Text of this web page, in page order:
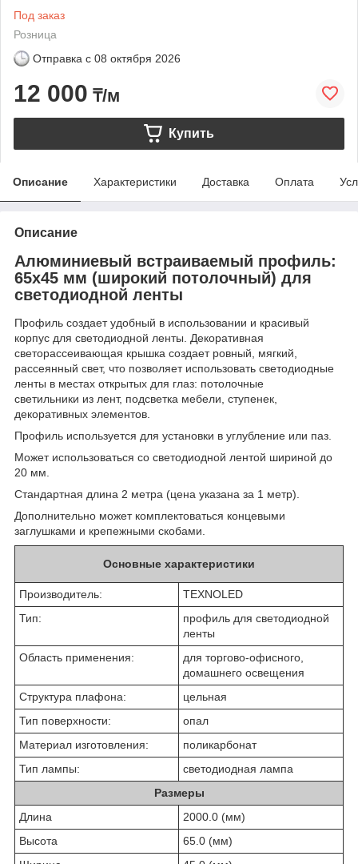
Под заказ
Розница
Отправка с 08 октября 2026
12 000 ₸/м
Купить
Описание Характеристики Доставка Оплата
Описание
Алюминиевый встраиваемый профиль:
65x45 мм (широкий потолочный) для
светодиодной ленты
Профиль создает удобный в использовании и красивый
корпус для светодиодной ленты. Декоративная
светорассеивающая крышка создает ровный, мягкий,
рассеянный свет, что позволяет использовать светодиодные
ленты в местах открытых для глаз: потолочные
светильники из лент, подсветка мебели, ступенек,
декоративных элементов.
Профиль используется для установки в углубление или паз.
Может использоваться со светодиодной лентой шириной до
20 мм.
Стандартная длина 2 метра (цена указана за 1 метр).
Дополнительно может комплектоваться концевыми
заглушками и крепежными скобами.
Основные характеристики
Производитель:
ТЕХNOLED
Тип:
профиль для светодиодной
ленты
Область применения:
для торгово-офисного,
домашнего освещения
Структура плафона:
цельная
Тип поверхности:
опал
Материал изготовления:
поликарбонат
Тип лампы:
светодиодная лампа
Размеры
Длина
2000.0 (мм)
Высота
65.0 (мм)